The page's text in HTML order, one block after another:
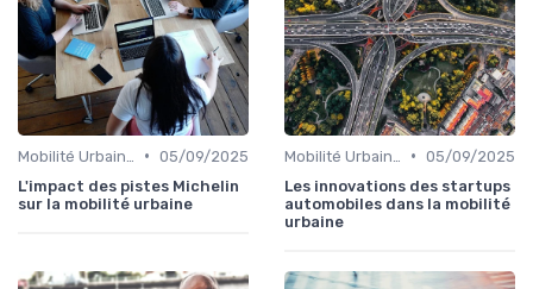
• 05/09/2025
L'impact des pistes Michelin
sur la mobilité urbaine
• 05/09/2025
Les innovations des startups
automobiles dans la mobilité
urbaine